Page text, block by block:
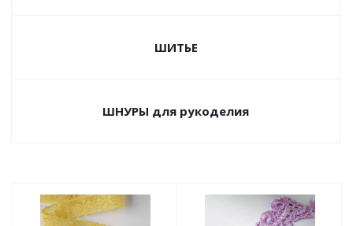
ШИТЬЕ
ШНУРЫ для рукоделия